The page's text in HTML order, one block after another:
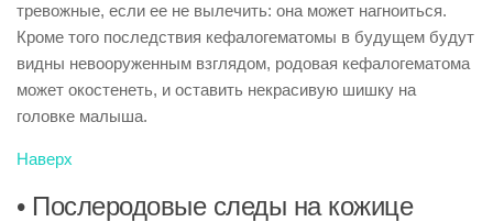
тревожные, если ее не вылечить: она может нагноиться.
Кроме того последствия кефалогематомы в будущем будут
видны невооруженным взглядом, родовая кефалогематома
может окостенеть, и оставить некрасивую шишку на
головке малыша.
Наверх
• Послеродовые следы на кожице